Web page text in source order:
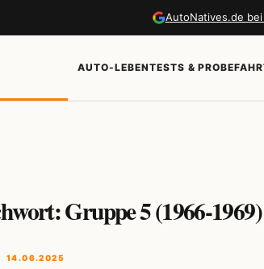
AutoNatives.de
AUTO-LEBENTESTS &
Gruppe 5 (1966-1969)
14.06.2025